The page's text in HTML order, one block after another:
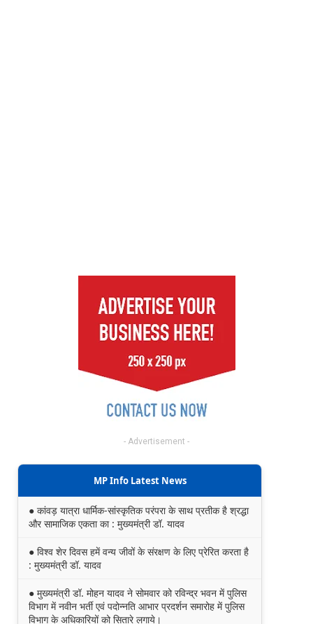
- Advertisement -
MP Info Latest News
● कांवड़ यात्रा धार्मिक-सांस्कृतिक परंपरा के साथ प्रतीक है श्रद्धा
और सामाजिक एकता का : मुख्यमंत्री डॉ. यादव
● विश्व शेर दिवस हमें वन्य जीवों के संरक्षण के लिए प्रेरित करता है
: मुख्यमंत्री डॉ. यादव
● मुख्यमंत्री डॉ. मोहन यादव ने सोमवार को रविन्द्र भवन में पुलिस
विभाग में नवीन भर्ती एवं पदोन्नति आभार प्रदर्शन समारोह में पुलिस
विभाग के अधिकारियों को सितारे लगाये।